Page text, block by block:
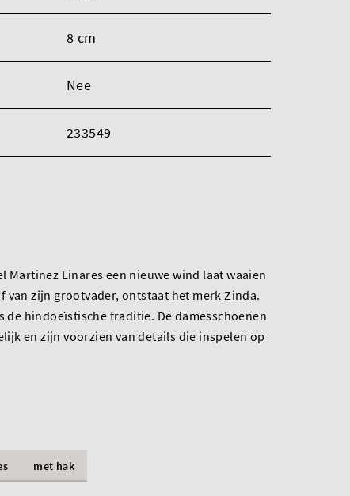
8 cm
Nee
233549
Martinez Linares een nieuwe wind laat waaien
zijn grootvader, ontstaat het merk Zinda.
de hindoeïstische traditie. De damesschoenen
en zijn voorzien van details die inspelen op
met hak